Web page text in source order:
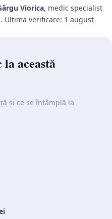
Viorica, medic specialist
Ultima verificare: 1 august
această
și ce se întâmplă la